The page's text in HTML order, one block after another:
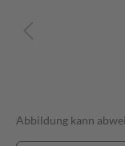
Abbildung kann